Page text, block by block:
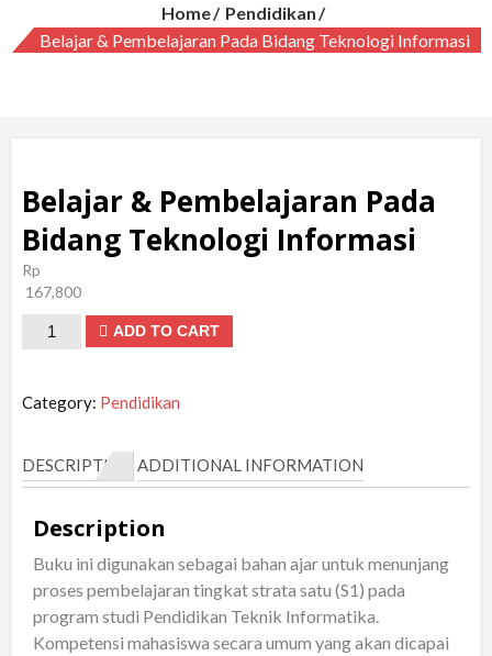
Home
Pendidikan
Belajar & Pembelajaran Pada Bidang Teknologi Informasi
Belajar & Pembelajaran Pada
Bidang Teknologi Informasi
Rp
167,800
Belajar
Pada
Teknologi
quantity
ADD TO CART
Category: Pendidikan
DESCRIPTION ADDITIONAL INFORMATION
Description
Buku ini digunakan sebagai bahan ajar untuk menunjang
proses pembelajaran tingkat strata satu (S1) pada
program studi Pendidikan Teknik Informatika.
Kompetensi mahasiswa secara umum yang akan dicapai